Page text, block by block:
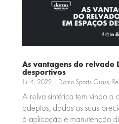
As vantagens do relvado
desportivos
Jul 4, 2022 | Domo Sports Grass,
A relva sintética tem vindo a
adeptos, dadas as suas
à aplicação e manutenção